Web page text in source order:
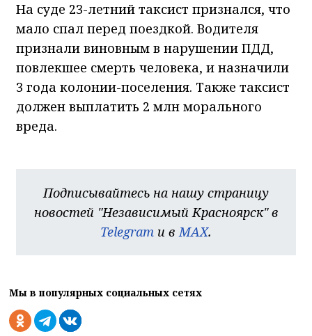
На суде 23-летний таксист признался, что
мало спал перед поездкой. Водителя
признали виновным в нарушении ПДД,
повлекшее смерть человека, и назначили
3 года колонии-поселения. Также таксист
должен выплатить 2 млн морального
вреда.
Подписывайтесь на нашу страницу
новостей "Независимый Красноярск" в
Telegram и вMAX.
Мы в популярных социальных сетях